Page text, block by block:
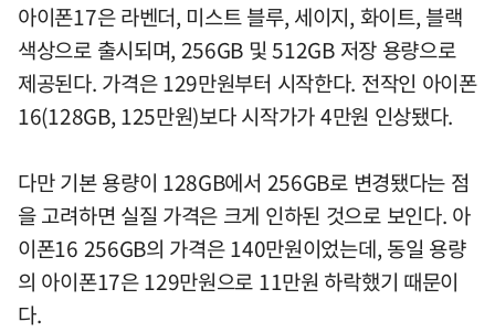
아이폰17은 라벤더, 미스트 블루, 세이지, 화이트, 블랙
색상으로 출시되며, 256GB 및 512GB 저장 용량으로
제공된다. 가격은 129만원부터 시작한다. 전작인 아이폰
16(128GB, 125만원)보다 시작가가 4만원 인상됐다.
다만 기본 용량이 128GB에서 256GB로 변경됐다는 점
을 고려하면 실질 가격은 크게 인하된 것으로 보인다. 아
이폰16 256GB의 가격은 140만원이었는데, 동일 용량
의 아이폰17은 129만원으로 11만원 하락했기 때문이
다.